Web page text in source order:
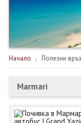
НОВА ГОДИНА
НОВА ГОДИНА
ПОЧИВКИ
КРУИЗИ
ЕКЗОТИКА
ЕКСКУРЗИИ
Начало Полезни
Marmari